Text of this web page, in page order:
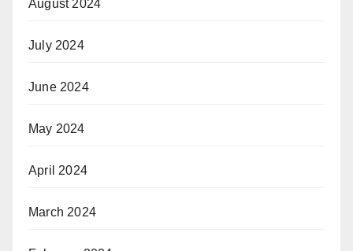
August 2024
July 2024
June 2024
May 2024
April 2024
March 2024